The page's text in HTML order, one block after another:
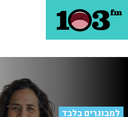
למבוגרים בלבד